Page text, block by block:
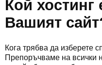
Кой
Вашият
Кога трябва да изберете
Препоръчваме на всички